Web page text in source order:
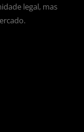
legal, mas